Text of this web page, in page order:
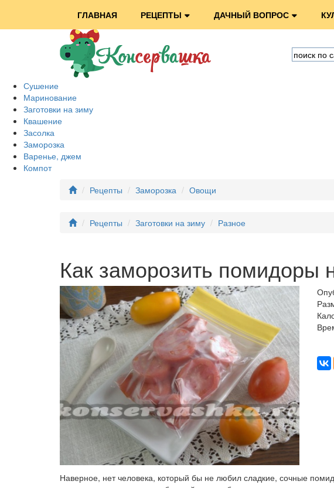
ГЛАВНАЯ РЕЦЕПТЫ ДАЧНЫЙ ВОПРОС
Сушение
Маринование
Заготовки на зиму
Квашение
Засолка
Заморозка
Варенье, джем
Компот
Рецепты
Заморозка Овощи
Рецепты Заготовки на зиму Разное
Как заморозить помидоры
Наверное, нет человека, который бы не любил сладкие, сочные